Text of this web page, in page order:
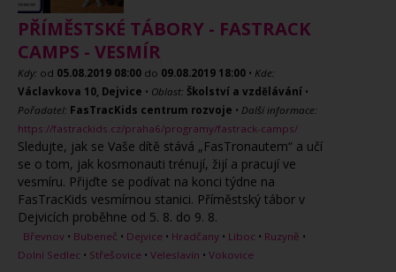
PŘÍMĚSTSKÉ TÁBORY - FASTRACK
CAMPS - VESMÍR
Kdy: od 05.08.2019 08:00 do 09.08.2019 18:00 • Kde:
Václavkova 10, Dejvice • Oblast: Školství a vzdělávání •
Pořadatel: FasTracKids centrum rozvoje • Další informace:
https://fastrackids.cz/praha6/programy/fastrack-camps/
Sledujte, jak se Vaše dítě stává „FasTronautem“ a učí
se o tom, jak kosmonauti trénují, žijí a pracují ve
vesmíru. Přijďte se podívat na konci týdne na
FasTracKids vesmírnou stanici. Příměstský tábor v
Dejvicích proběhne od 5. 8. do 9. 8.
Břevnov • Bubeneč • Dejvice • Hradčany • Liboc • Ruzyně •
Dolní Sedlec • Střešovice • Veleslavín • Vokovice